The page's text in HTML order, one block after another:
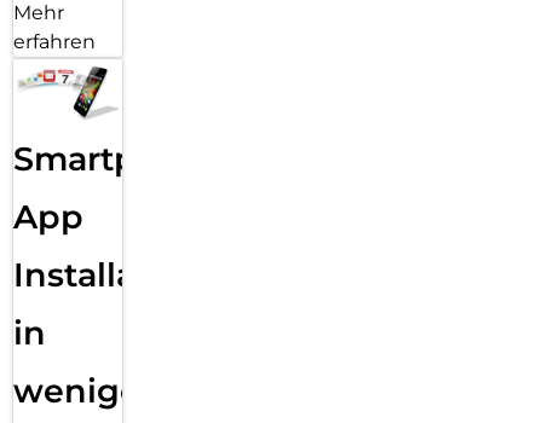
Mehr
erfahren
Smartphone
App
Installation
in
wenigen